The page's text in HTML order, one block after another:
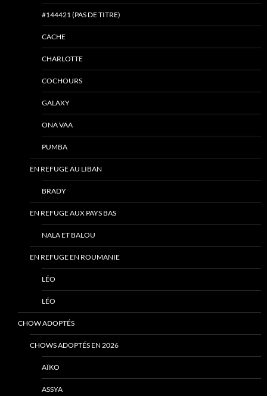
#144421 (PAS DE TITRE)
CACHE
CHARLOTTE
COCHOURS
GALAXY
ONA VAA
PUMBA
EN REFUGE AU LIBAN
BRADY
EN REFUGE AUX PAYS BAS
NALA ET BALOU
EN REFUGE EN ROUMANIE
LÉO
LÉO
CHOW ADOPTÉS
CHOWS ADOPTÉS EN 2026
AÏKO
ASSYA